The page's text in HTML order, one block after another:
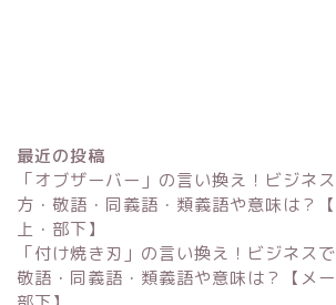
最近の投稿
「オブザーバー」の言い換え！ビジネ
方・敬語・同義語・類義語や意味は？
上・部下】
「付け焼き刃」の言い換え！ビジネス
敬語・同義語・類義語や意味は？【メ